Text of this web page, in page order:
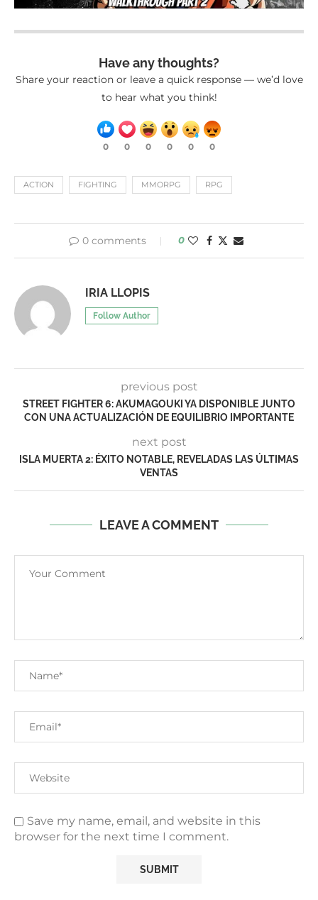
Have any thoughts?
Share your reaction or leave a quick response — we’d love
to hear what you think!
0 0 0 0 0 0
ACTION FIGHTING MMORPG RPG
0 comments 0
IRIA LLOPIS
Follow Author
previous post
STREET FIGHTER 6: AKUMAGOUKI YA DISPONIBLE JUNTO
CON UNA ACTUALIZACIÓN DE EQUILIBRIO IMPORTANTE
next post
ISLA MUERTA 2: ÉXITO NOTABLE, REVELADAS LAS ÚLTIMAS
VENTAS
LEAVE A COMMENT
Save my name, email, and website in this
browser for the next time I comment.